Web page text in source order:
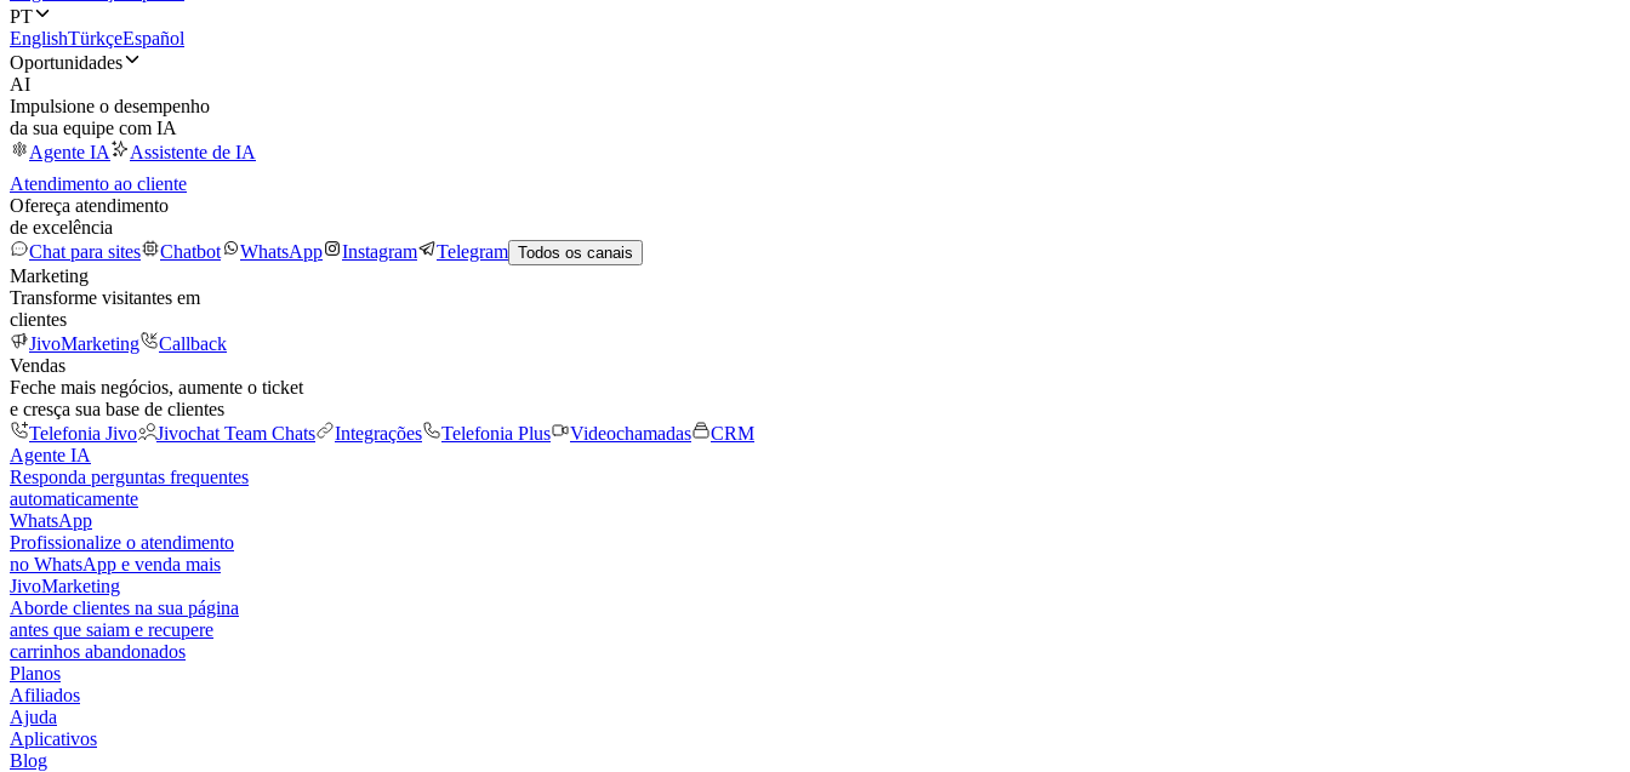
PT
EnglishTürkçeEspañol
Oportunidades
AI
Impulsione o desempenho
da sua equipe com IA
Agente IA
Assistente de IA
Atendimento ao cliente
Ofereça atendimento
de excelência
Chat para sites
Chatbot WhatsApp Instagram Telegram Todos os canais
Marketing
Transforme visitantes em
clientes
JivoMarketing
Callback
Vendas
Feche mais negócios, aumente o ticket
e cresça sua base de clientes
Telefonia Jivo
Jivochat Team Chats Integrações Telefonia Plus Videochamadas
CRM
Agente IA
Responda perguntas frequentes
automaticamente
WhatsApp
Profissionalize o atendimento
no WhatsApp e venda mais
JivoMarketing
Aborde clientes na sua página
antes que saiam e recupere
carrinhos abandonados
Planos
Afiliados
Ajuda
Aplicativos
Blog